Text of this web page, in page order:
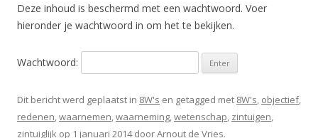
Deze inhoud is beschermd met een wachtwoord. Voer
hieronder je wachtwoord in om het te bekijken.
Wachtwoord:
Dit bericht werd geplaatst in 8W's en getagged met 8W's, objectief,
redenen,waarnemen,waarneming,wetenschap, zintuigen,
zintuiglijk op 1 januari 2014doorArnout de Vries.